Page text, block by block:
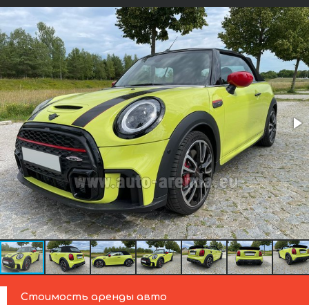
Стоимость аренды авто